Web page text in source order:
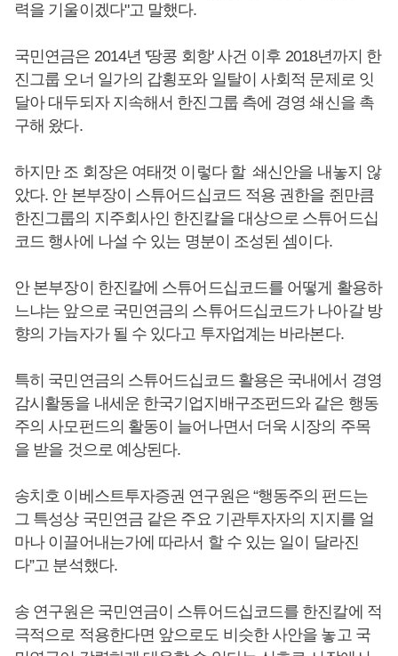
력을 기울이겠다"고 말했다.
국민연금은 2014년 '땅콩 회항' 사건 이후 2018년까지 한
진그룹 오너 일가의 갑횡포와 일탈이 사회적 문제로 잇
달아 대두되자 지속해서 한진그룹 측에 경영 쇄신을 촉
구해 왔다.
하지만 조 회장은 여태껏 이렇다 할 쇄신안을 내놓지 않
았다. 안 본부장이 스튜어드십코드 적용 권한을 쥔만큼
한진그룹의 지주회사인 한진칼을 대상으로 스튜어드십
코드 행사에 나설 수 있는 명분이 조성된 셈이다.
안 본부장이 한진칼에 스튜어드십코드를 어떻게 활용하
느냐는 앞으로 국민연금의 스튜어드십코드가 나아갈 방
향의 가늠자가 될 수 있다고 투자업계는 바라본다.
특히 국민연금의 스튜어드십코드 활용은 국내에서 경영
감시활동을 내세운 한국기업지배구조펀드와 같은 행동
주의 사모펀드의 활동이 늘어나면서 더욱 시장의 주목
을 받을 것으로 예상된다.
송치호 이베스트투자증권 연구원은 “행동주의 펀드는
그 특성상 국민연금 같은 주요 기관투자자의 지지를 얼
마나 이끌어내는가에 따라서 할 수 있는 일이 달라진
다”고 분석했다.
송 연구원은 국민연금이 스튜어드십코드를 한진칼에 적
극적으로 적용한다면 앞으로도 비슷한 사안을 놓고 국